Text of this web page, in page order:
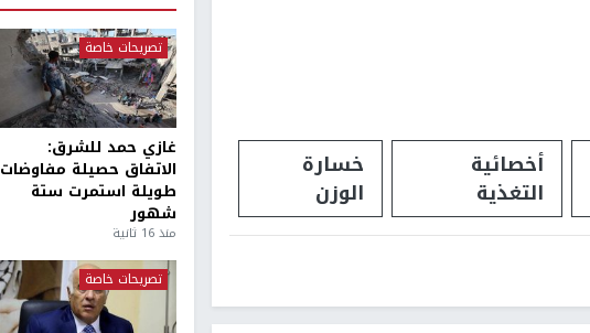
أخصائية
التغذية
خسارة
الوزن
تصريحات خاصة
غازي حمد للشرق:
الاتفاق حصيلة مفاوضات
طويلة استمرت ستة
شهور
منذ 16 ثانية
تصريحات خاصة